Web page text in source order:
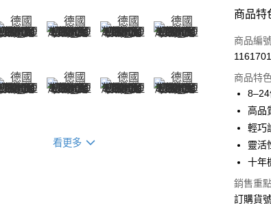
看更多
付款方
信用卡
Apple
ATM付
運送
郵寄到
每筆
商品特
商品編
商品特色
高品
輕巧
靈活
十年
銷售重
訂購貨